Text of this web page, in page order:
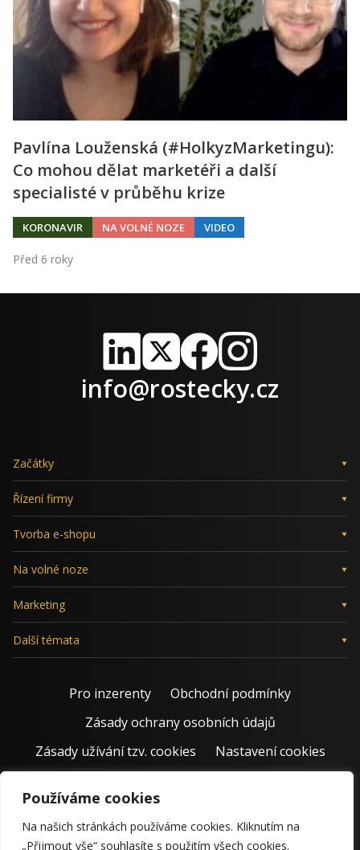
Používáme cookies
Na našich stránkách používáme cookies. Kliknutím na
„Přijmout vše“ souhlasíte s použitím všech cookies.
Pavlína Louženská (#HolkyzMarketingu):
Co mohou dělat marketéři a další
specialisté v průběhu krize
KORONAVIR NA VOLNÉ NOZE VIDEO
Před 6 roky
LinkedIn
X FacebookInstagram
info@rostecky.cz
Začátky
Řízení firmy
Tvorba e-shopu
Na volné noze
Marketing
Další témata
Pro inzerenty
Obchodní podmínky
Zásady ochrany osobních údajů
Zásady užívání tzv. cookies
Nastavení cookies